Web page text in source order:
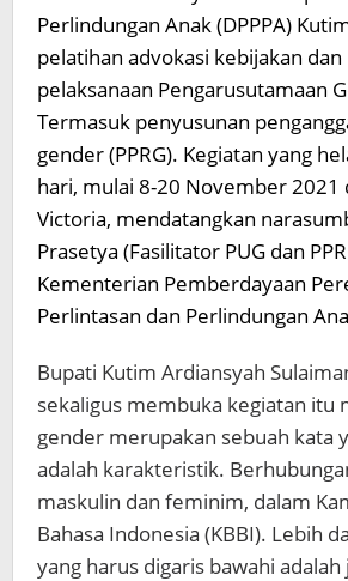
Perlindungan Anak (DPPPA)
pelatihan advokasi kebijakan
pelaksanaan Pengarusutamaan
Termasuk penyusunan
gender (PPRG). Kegiatan yang
hari, mulai 8-20 November 2021
Victoria, mendatangkan
Prasetya (Fasilitator PUG dan
Kementerian Pemberdayaan
Perlintasan dan Perlindungan
Bupati Kutim Ardiansyah
sekaligus membuka kegiatan itu
gender merupakan sebuah kata
adalah karakteristik.
maskulin dan feminim, dalam
Bahasa Indonesia (KBBI). Lebih
yang harus digaris bawahi adalah